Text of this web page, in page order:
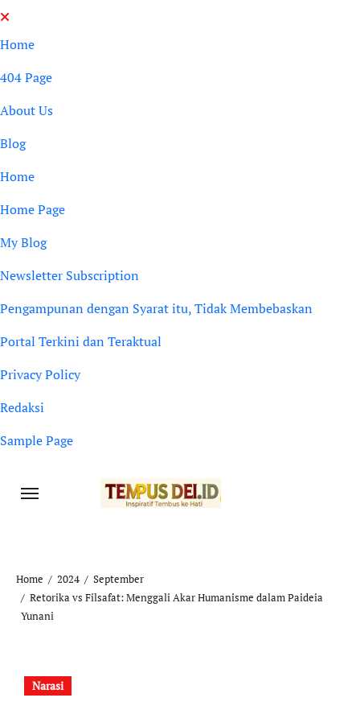
Skip
to
Home
404 Page
About Us
Blog
Home
Home Page
My Blog
Newsletter Subscription
Pengampunan dengan Syarat itu, Tidak Membebaskan
Portal Terkini dan Teraktual
Privacy Policy
Redaksi
Sample Page
Home 2024
September
Retorika vs Filsafat: Menggali Akar Humanisme dalam Paideia
Yunani
Narasi